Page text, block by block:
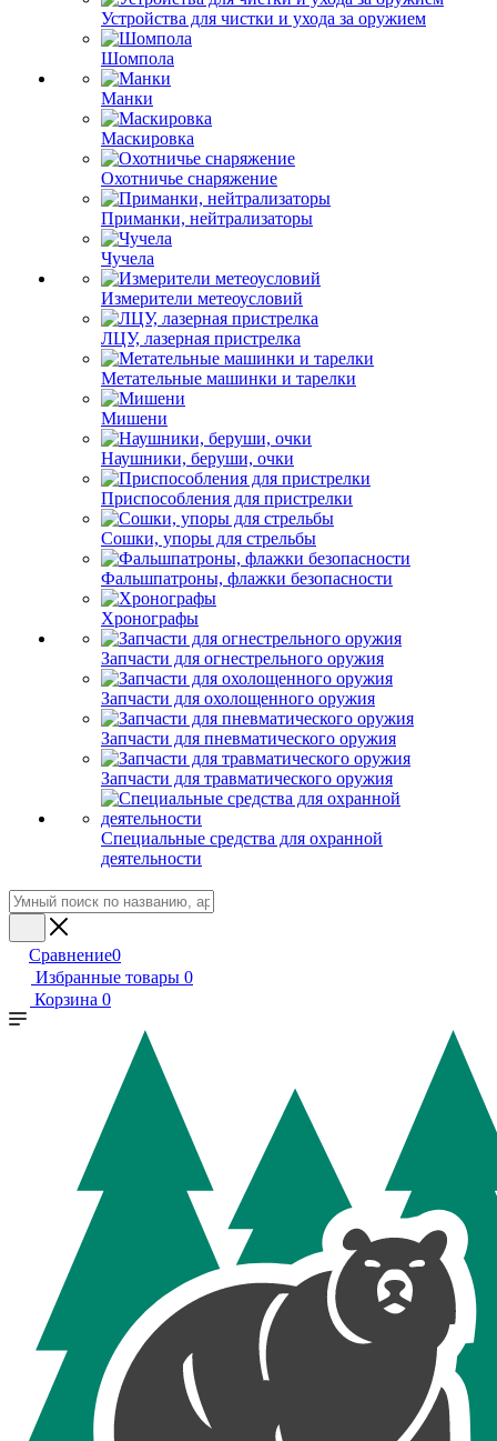
Устройства для чистки и ухода за оружием
Шомпола
Манки
Маскировка
Охотничье снаряжение
Приманки, нейтрализаторы
Чучела
Измерители метеоусловий
ЛЦУ, лазерная пристрелка
Метательные машинки и тарелки
Мишени
Наушники, беруши, очки
Приспособления для пристрелки
Сошки, упоры для стрельбы
Фальшпатроны, флажки безопасности
Хронографы
Запчасти для огнестрельного оружия
Запчасти для охолощенного оружия
Запчасти для пневматического оружия
Запчасти для травматического оружия
Специальные средства для охранной
деятельности
Сравнение0
Избранные товары 0
Корзина 0